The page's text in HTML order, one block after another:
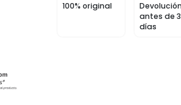
100% original
antes de
días